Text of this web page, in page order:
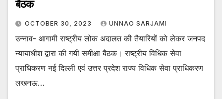
बैठक
OCTOBER 30, 2023 UNNAO SARJAMI
उन्नाव- आगामी राष्ट्रीय लोक अदालत की तैयारियों को लेकर जनपद
न्यायाधीश द्वारा की गयी समीक्षा बैठक। राष्ट्रीय विधिक सेवा
प्राधिकरण नई दिल्ली एवं उत्तर प्रदेश राज्य विधिक सेवा प्राधिकरण
लखनऊ…